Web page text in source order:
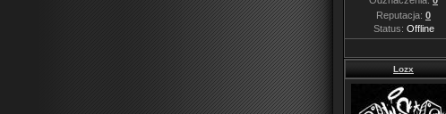
Reputacja: 0
Status: Offline
Lozx